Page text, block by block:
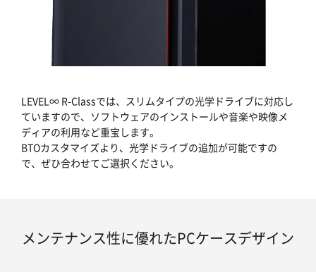
LEVEL∞ R-Classでは、スリムタイプの光学ドライブに対応し
ていますので、ソフトウェアのインストールや音楽や映像メ
ディアの利用など重宝します。
BTOカスタマイズより、光学ドライブの追加が可能ですの
で、ぜひ合わせてご選択ください。
メンテナンス性に優れたPCケースデザイン